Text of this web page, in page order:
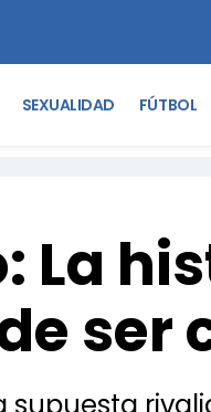
SEXUALIDAD FÚTBOL
La
ser